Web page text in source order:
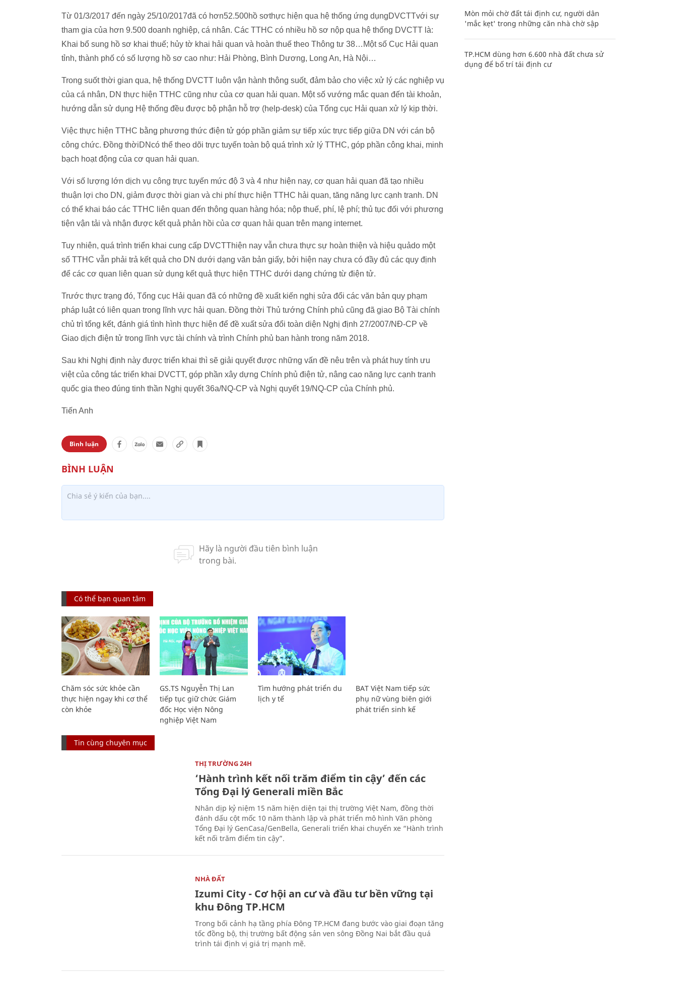
Từ 01/3/2017 đến ngày 25/10/2017đã có hơn52.500hồ sơthực hiện qua hệ thống ứng dụngDVCTTvới sự
tham gia của hơn 9.500 doanh nghiệp, cá nhân. Các TTHC có nhiều hồ sơ nộp qua hệ thống DVCTT là:
Khai bổ sung hồ sơ khai thuế; hủy tờ khai hải quan và hoàn thuế theo Thông tư 38…Một số Cục Hải quan
tỉnh, thành phố có số lượng hồ sơ cao như: Hải Phòng, Bình Dương, Long An, Hà Nội…
Trong suốt thời gian qua, hệ thống DVCTT luôn vận hành thông suốt, đảm bảo cho việc xử lý các nghiệp vụ
của cá nhân, DN thực hiện TTHC cũng như của cơ quan hải quan. Một số vướng mắc quan đến tài khoản,
hướng dẫn sử dụng Hệ thống đều được bộ phận hỗ trợ (help-desk) của Tổng cục Hải quan xử lý kịp thời.
Việc thực hiện TTHC bằng phương thức điện tử góp phần giảm sự tiếp xúc trực tiếp giữa DN với cán bộ
công chức. Đồng thờiDNcó thể theo dõi trực tuyến toàn bộ quá trình xử lý TTHC, góp phần công khai, minh
bạch hoạt động của cơ quan hải quan.
Với số lượng lớn dịch vụ công trực tuyến mức độ 3 và 4 như hiện nay, cơ quan hải quan đã tạo nhiều
thuận lợi cho DN, giảm được thời gian và chi phí thực hiện TTHC hải quan, tăng năng lực cạnh tranh. DN
có thể khai báo các TTHC liên quan đến thông quan hàng hóa; nộp thuế, phí, lệ phí; thủ tục đối với phương
tiện vận tải và nhận được kết quả phản hồi của cơ quan hải quan trên mạng internet.
Tuy nhiên, quá trình triển khai cung cấp DVCTThiện nay vẫn chưa thực sự hoàn thiện và hiệu quảdo một
số TTHC vẫn phải trả kết quả cho DN dưới dạng văn bản giấy, bởi hiện nay chưa có đầy đủ các quy định
để các cơ quan liên quan sử dụng kết quả thực hiện TTHC dưới dạng chứng từ điện tử.
Trước thực trạng đó, Tổng cục Hải quan đã có những đề xuất kiến nghị sửa đổi các văn bản quy phạm
pháp luật có liên quan trong lĩnh vực hải quan. Đồng thời Thủ tướng Chính phủ cũng đã giao Bộ Tài chính
chủ trì tổng kết, đánh giá tình hình thực hiện để đề xuất sửa đổi toàn diện Nghị định 27/2007/NĐ-CP về
Giao dịch điện tử trong lĩnh vực tài chính và trình Chính phủ ban hành trong năm 2018.
Sau khi Nghị định này được triển khai thì sẽ giải quyết được những vấn đề nêu trên và phát huy tính ưu
việt của công tác triển khai DVCTT, góp phần xây dựng Chính phủ điện tử, nâng cao năng lực cạnh tranh
quốc gia theo đúng tinh thần Nghị quyết 36a/NQ-CP và Nghị quyết 19/NQ-CP của Chính phủ.
Tiến Anh
Bình luận
Có thể bạn quan tâm
Chăm sóc sức khỏe cần
thực hiện ngay khi cơ thể
còn khỏe
GS.TS Nguyễn Thị Lan
tiếp tục giữ chức Giám
đốc Học viện Nông
nghiệp Việt Nam
Tìm hướng phát triển du
lịch y tế
BAT Việt Nam tiếp sức
phụ nữ vùng biên giới
phát triển sinh kế
Tin cùng chuyên mục
THỊ TRƯỜNG 24H
‘Hành trình kết nối trăm điểm tin cậy’ đến các
Tổng Đại lý Generali miền Bắc
Nhân dịp kỷ niệm 15 năm hiện diện tại thị trường Việt Nam, đồng thời
đánh dấu cột mốc 10 năm thành lập và phát triển mô hình Văn phòng
Tổng Đại lý GenCasa/GenBella, Generali triển khai chuyến xe “Hành trình
kết nối trăm điểm tin cậy”.
NHÀ ĐẤT
Izumi City - Cơ hội an cư và đầu tư bền vững tại
khu Đông TP.HCM
Trong bối cảnh hạ tầng phía Đông TP.HCM đang bước vào giai đoạn tăng
tốc đồng bộ, thị trường bất động sản ven sông Đồng Nai bắt đầu quá
trình tái định vị giá trị mạnh mẽ.
Mòn mỏi chờ đất tái định cư, người dân
'mắc kẹt' trong những căn nhà chờ sập
TP.HCM dùng hơn 6.600 nhà đất chưa sử
dụng để bố trí tái định cư